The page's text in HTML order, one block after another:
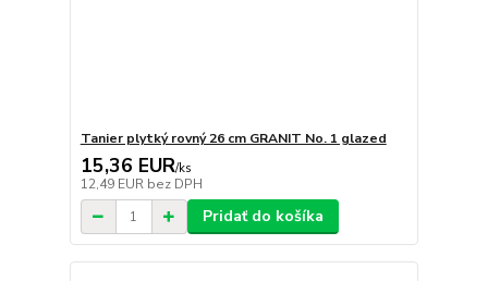
Tanier plytký rovný 26 cm GRANIT No. 1 glazed
15,36 EUR/ks
12,49 EUR bez DPH
Pridať do košíka